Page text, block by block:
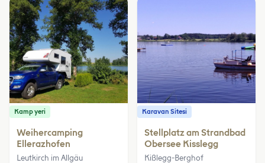
Kamp yeri
Weihercamping
Ellerazhofen
Leutkirch im Allgäu
Karavan Sitesi
Stellplatz am Strandbad
Obersee Kisslegg
Kißlegg-Berghof